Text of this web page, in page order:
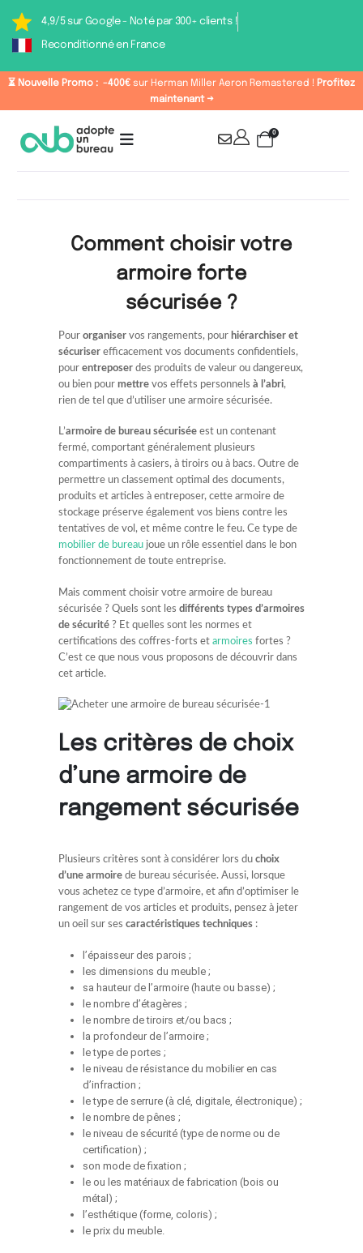
4,9/5 sur Google - Noté par 300+ clients !
Reconditionné en France
⏳ Nouvelle Promo : -400€ sur Herman Miller Aeron Remastered ! Profitez
maintenant →
0
Comment choisir votre
armoire forte
sécurisée ?
Pour organiser vos rangements, pour hiérarchiser et
sécuriser efficacement vos documents confidentiels,
pour entreposer des produits de valeur ou dangereux,
ou bien pour mettre vos effets personnels à l’abri,
rien de tel que d’utiliser une armoire sécurisée.
L’armoire de bureau sécurisée est un contenant
fermé, comportant généralement plusieurs
compartiments à casiers, à tiroirs ou à bacs. Outre de
permettre un classement optimal des documents,
produits et articles à entreposer, cette armoire de
stockage préserve également vos biens contre les
tentatives de vol, et même contre le feu. Ce type de
mobilier de bureau joue un rôle essentiel dans le bon
fonctionnement de toute entreprise.
Mais comment choisir votre armoire de bureau
sécurisée ? Quels sont les différents types d’armoires
de sécurité ? Et quelles sont les normes et
certifications des coffres-forts et armoires fortes ?
C’est ce que nous vous proposons de découvrir dans
cet article.
Les critères de choix
d’une armoire de
rangement sécurisée
Plusieurs critères sont à considérer lors du choix
d’une armoire de bureau sécurisée. Aussi, lorsque
vous achetez ce type d’armoire, et afin d’optimiser le
rangement de vos articles et produits, pensez à jeter
un oeil sur ses caractéristiques techniques :
l’épaisseur des parois ;
les dimensions du meuble ;
sa hauteur de l’armoire (haute ou basse) ;
le nombre d’étagères ;
le nombre de tiroirs et/ou bacs ;
la profondeur de l’armoire ;
le type de portes ;
le niveau de résistance du mobilier en cas
d’infraction ;
le type de serrure (à clé, digitale, électronique) ;
le nombre de pênes ;
le niveau de sécurité (type de norme ou de
certification) ;
son mode de fixation ;
le ou les matériaux de fabrication (bois ou
métal) ;
l’esthétique (forme, coloris) ;
le prix du meuble.